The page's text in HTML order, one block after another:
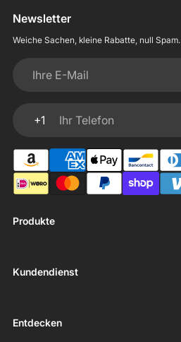
Produkte
Kundendienst
Entdecken
Newsletter
Weiche Sachen, kleine Rabatte, null Spam.
Ihre E-Mail
+1
Ihr Telefon